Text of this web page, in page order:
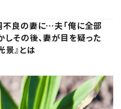
不良の妻に…夫「俺に全部
しその後、妻が目を疑った
景』とは